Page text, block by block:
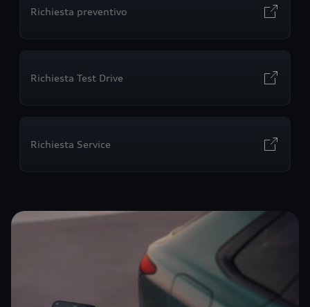
Richiesta preventivo
Richiesta Test Drive
Richiesta Service